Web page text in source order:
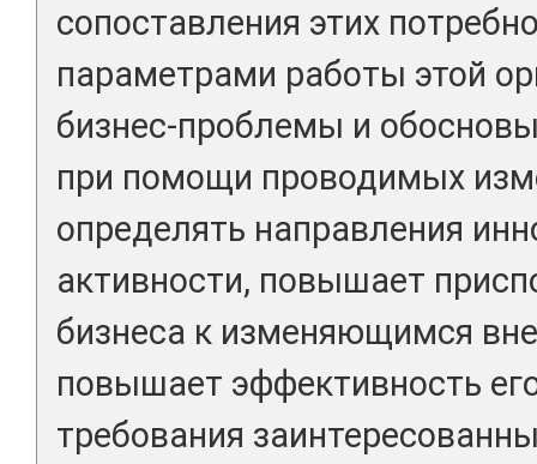
сопоставления этих
параметрами работы этой
бизнес-проблемы и
при помощи проводимых
определять направления
активности, повышает
бизнеса к изменяющимся
повышает эффективность
требования